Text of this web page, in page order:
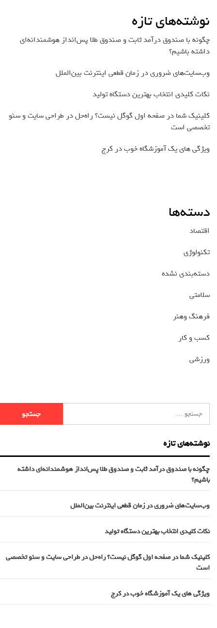
نوشته‌های تازه
چگونه با صندوق درآمد ثابت و صندوق طلا پس‌انداز هوشمندانه‌ای
داشته باشیم؟
وب‌سایت‌های ضروری در زمان قطعی اینترنت بین‌الملل
نکات کلیدی انتخاب بهترین دستگاه تولید
کلینیک شما در صفحه اول گوگل نیست؟ راه‌حل در طراحی سایت و سئو
تخصصی است
ویژگی های یک آموزشگاه خوب در کرج
دسته‌ها
اقتصاد
تکنولوژی
دسته‌بندی نشده
سلامتی
فرهنگ وهنر
کسب و کار
ورزشی
نوشته‌های تازه
چگونه با صندوق درآمد ثابت و صندوق طلا پس‌انداز هوشمندانه‌ای داشته
باشیم؟
وب‌سایت‌های ضروری در زمان قطعی اینترنت بین‌الملل
نکات کلیدی انتخاب بهترین دستگاه تولید
کلینیک شما در صفحه اول گوگل نیست؟ راه‌حل در طراحی سایت و سئو تخصصی
است
ویژگی های یک آموزشگاه خوب در کرج